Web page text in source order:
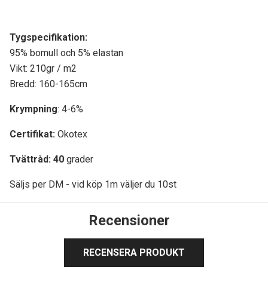
Tygspecifikation:
95% bomull och 5% elastan
Vikt: 210gr / m2
Bredd: 160-165cm
Krympning: 4-6%
Certifikat: Okotex
Tvättråd: 40 grader
Säljs per DM - vid köp 1m väljer du 10st
Recensioner
RECENSERA PRODUKT